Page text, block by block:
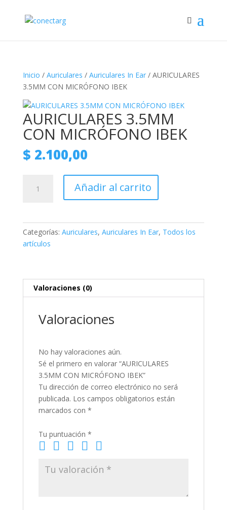
Inicio / Auriculares / Auriculares In Ear/ AURICULARES
3.5MM CON MICRÓFONO IBEK
AURICULARES 3.5MM
CON MICRÓFONO IBEK
$ 2.100,00
3.5MM
cantidad
Añadir al carrito
Categorías: Auriculares, Auriculares In Ear, Todos los
artículos
Valoraciones (0)
Valoraciones
No hay valoraciones aún.
Sé el primero en valorar “AURICULARES
3.5MM CON MICRÓFONO IBEK”
Tu dirección de correo electrónico no será
publicada. Los campos obligatorios están
marcados con *
Tu puntuación *